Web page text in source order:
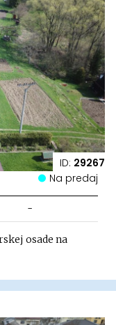
ID: 29267
Na predaj
-
osade na